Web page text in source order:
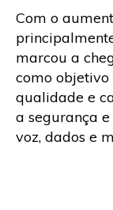
Com o
marcou a
como
qualidade e
a segurança
voz, dados e